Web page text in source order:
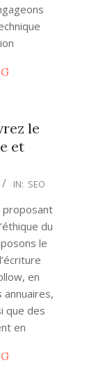
le
et
IN: SEO
proposant
du
le
en
que des
en